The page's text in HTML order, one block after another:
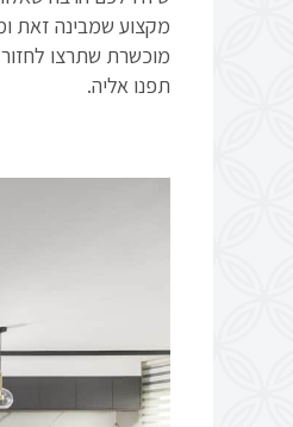
מקצוע שמבינה זאת
מוכשרת שתרצו
תפנו אליה.